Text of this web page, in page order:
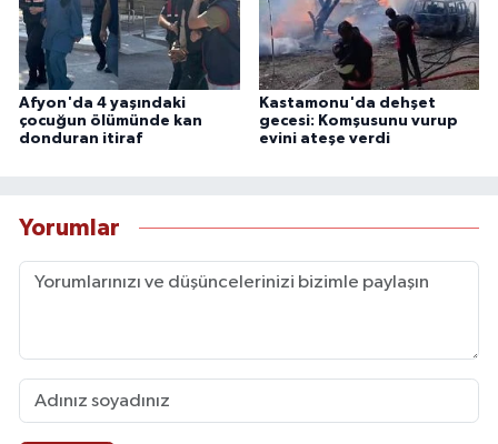
Afyon'da 4 yaşındaki
çocuğun ölümünde kan
donduran itiraf
Kastamonu'da dehşet
gecesi: Komşusunu vurup
evini ateşe verdi
Yorumlar